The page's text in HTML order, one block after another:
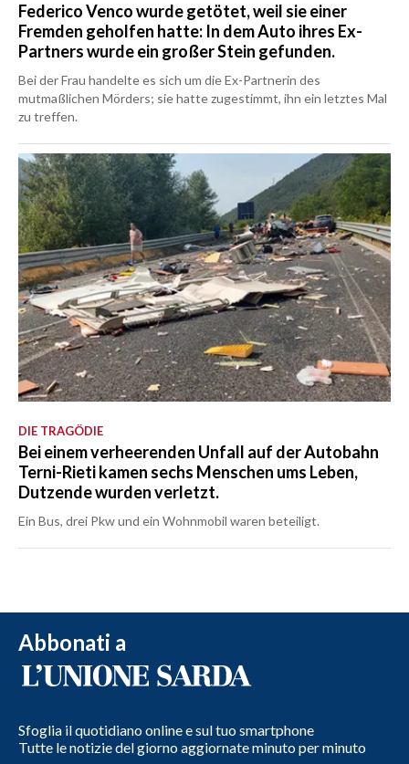
Federico Venco wurde getötet, weil sie einer
Fremden geholfen hatte: In dem Auto ihres Ex-
Partners wurde ein großer Stein gefunden.
Bei der Frau handelte es sich um die Ex-Partnerin des
mutmaßlichen Mörders; sie hatte zugestimmt, ihn ein letztes Mal
zu treffen.
DIE TRAGÖDIE
Bei einem verheerenden Unfall auf der Autobahn
Terni-Rieti kamen sechs Menschen ums Leben,
Dutzende wurden verletzt.
Ein Bus, drei Pkw und ein Wohnmobil waren beteiligt.
Abbonati a
Sfoglia il quotidiano online e sul tuo smartphone
Tutte le notizie del giorno aggiornate minuto per minuto